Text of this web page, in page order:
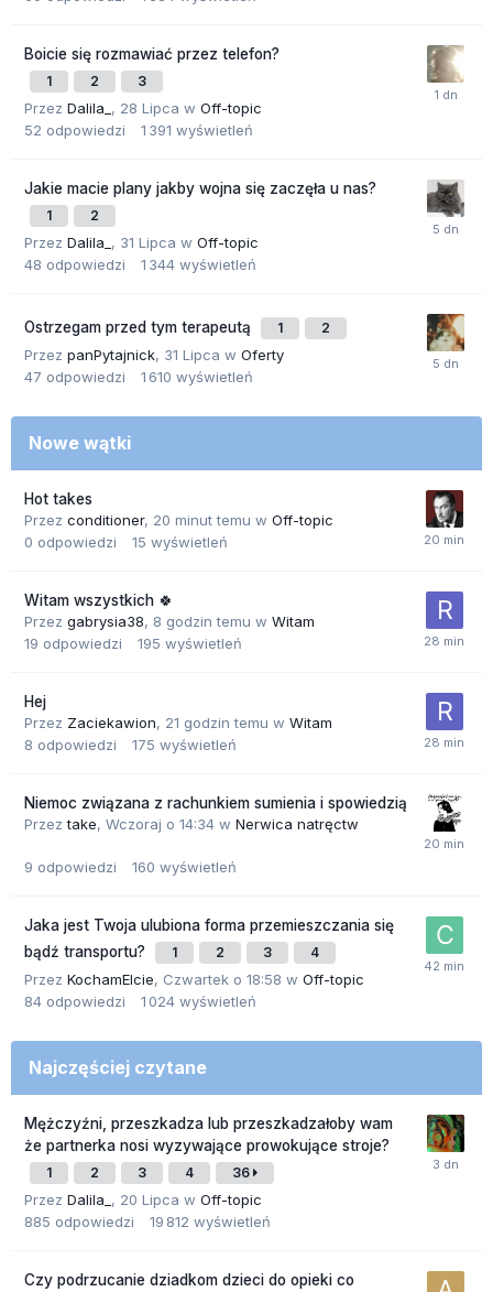
Boicie się rozmawiać przez telefon?
1 2 3
Przez Dalila_ , 28 Lipca w Off-topic
52 odpowiedzi 1 391 wyświetleń
Jakie macie plany jakby wojna się zaczęła u nas?
1 2
Przez Dalila_ , 31 Lipca w Off-topic
48 odpowiedzi 1 344 wyświetleń
Ostrzegam przed tym terapeutą 1 2
Przez panPytajnick, 31 Lipca w Oferty
47 odpowiedzi 1 610 wyświetleń
Nowe wątki
Hot takes
Przez conditioner, 20 minut temu w Off-topic
0 odpowiedzi 15 wyświetleń
Witam wszystkich 🍀
Przez gabrysia38, 8 godzin temu w Witam
19 odpowiedzi 195 wyświetleń
Hej
Przez Zaciekawion, 21 godzin temu w Witam
8 odpowiedzi 175 wyświetleń
Niemoc związana z rachunkiem sumienia i spowiedzią
Przeztake, Wczoraj o 14:34 w Nerwica natręctw
9 odpowiedzi 160 wyświetleń
Jaka jest Twoja ulubiona forma przemieszczania się
bądź transportu?
1 2 3 4
Przez KochamElcie, Czwartek o 18:58 w Off-topic
84 odpowiedzi 1 024 wyświetleń
Najczęściej czytane
Mężczyźni, przeszkadza lub przeszkadzałoby wam
że partnerka nosi wyzywające prowokujące stroje?
1 2 3 4 36
Przez Dalila_ , 20 Lipca w Off-topic
885 odpowiedzi 19 812 wyświetleń
Czy podrzucanie dziadkom dzieci do opieki co